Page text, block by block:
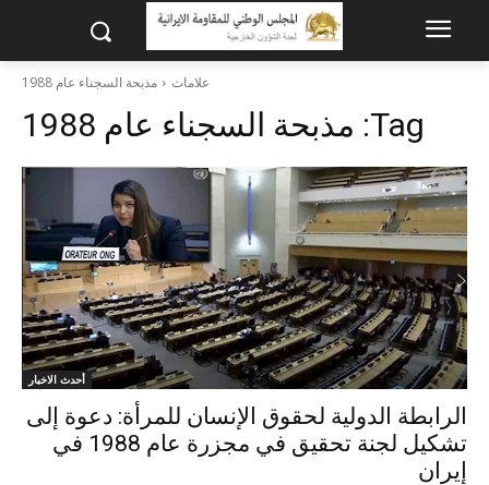
علامات مذبحة السجناء عام 1988
Tag: مذبحة السجناء عام 1988
أحدث الاخبار
الرابطة الدولية لحقوق الإنسان للمرأة: دعوة إلى
تشكيل لجنة تحقيق في مجزرة عام 1988 في
إيران